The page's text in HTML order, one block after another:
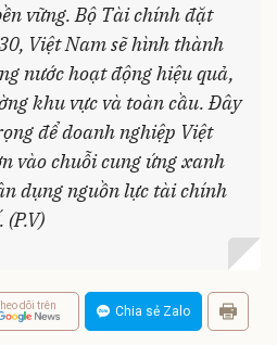
vững. Bộ Tài chính đặt
Việt Nam sẽ hình thành
nước hoạt động hiệu quả,
khu vực và toàn cầu. Đây
để doanh nghiệp Việt
vào chuỗi cung ứng xanh
dụng nguồn lực tài chính
dõi trên Chia sẻ Zalo